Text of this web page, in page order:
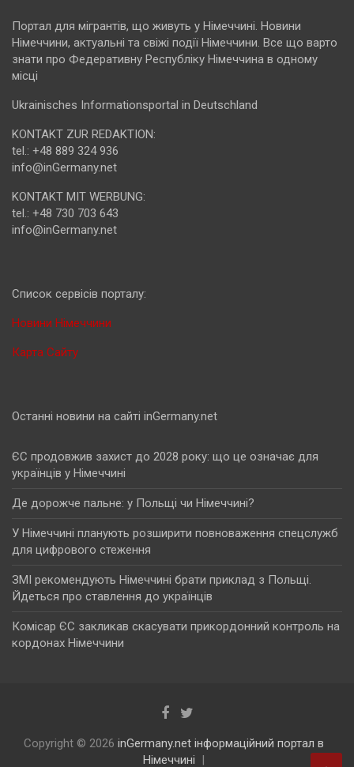
Портал для мігрантів, що живуть у Німеччині. Новини
Німеччини, актуальні та свіжі події Німеччини. Все що варто
знати про Федеративну Республіку Німеччина в одному
місці
Ukrainisches Informationsportal in Deutschland
KONTAKT ZUR REDAKTION:
tel.: +48 889 324 936
info@inGermany.net
KONTAKT MIT WERBUNG:
tel.: +48 730 703 643
info@inGermany.net
Cписок сервісів порталу:
Новини Німеччини
Карта Сайту
Останні новини на сайті inGermany.net
ЄС продовжив захист до 2028 року: що це означає для
українців у Німеччині
Де дорожче пальне: у Польщі чи Німеччині?
У Німеччині планують розширити повноваження спецслужб
для цифрового стеження
ЗМІ рекомендують Німеччині брати приклад з Польщі.
Йдеться про ставлення до українців
Комісар ЄС закликав скасувати прикордонний контроль на
кордонах Німеччини
Copyright © 2026 inGermany.net інформаційний портал в
Німеччині